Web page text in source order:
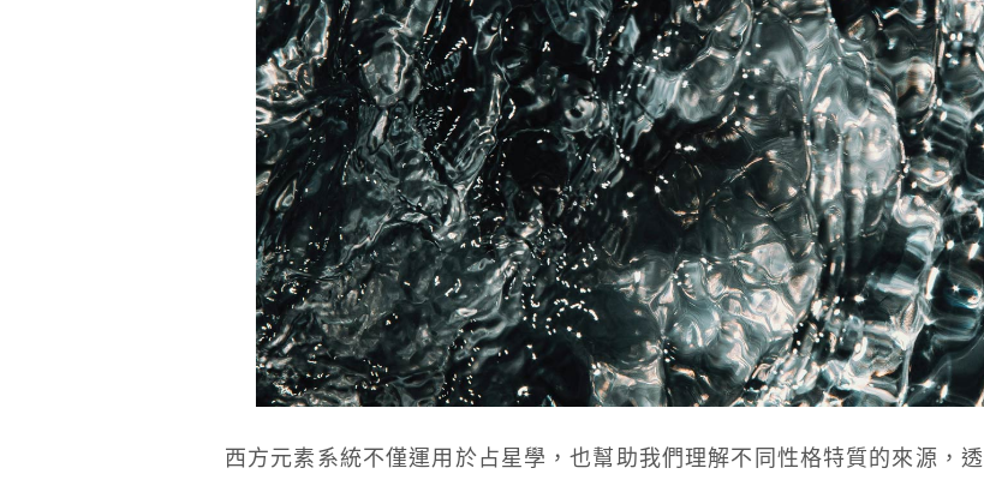
西方元素系統不僅運用於占星學，也幫助我們理解不同性格特質的來源，